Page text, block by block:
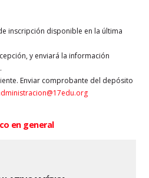
inscripción disponible en la última
y enviará la información
Enviar comprobante del depósito
en general